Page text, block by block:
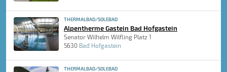
THERMALBAD/SOLEBAD
Alpentherme Gastein Bad Hofgastein
Senator Wilhelm Wilfling Platz 1
5630 Bad Hofgastein
THERMALBAD/SOLEBAD